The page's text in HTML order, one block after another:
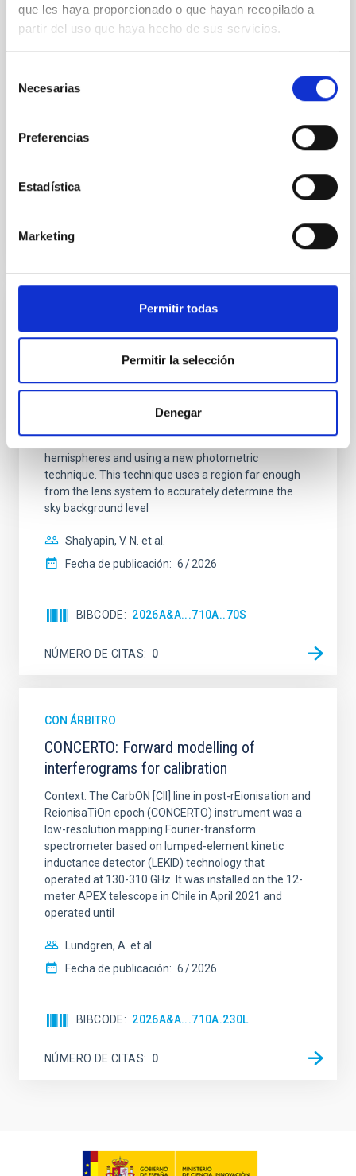
que les haya proporcionado o que hayan recopilado a
partir del uso que haya hecho de sus servicios.
Necesarias
Preferencias
Estadística
Marketing
Permitir todas
Permitir la selección
Denegar
Aims. We aim to investigate the connection between
star formation histories (SFHs) and the inner dark
matter density profiles of simulated galaxies. In
particular, we tested whether the burstiness and
formation of cored versus cuspy dark matter profiles.
Sarrato-Alós, J. et al.
Joining forces: 30 years of optical
monitoring of the Einstein Cross
We present extended optical monitoring of the
quadruply-imaged gravitationally lensed quasar QSO
hemispheres and using a new photometric
technique. This technique uses a region far enough
from the lens system to accurately determine the
sky background level
Shalyapin, V. N. et al.
Fecha de publicación: 6 2026
BIBCODE 2026A&A...710A..70S
NÚMERO DE CITAS 0
CON ÁRBITRO
CONCERTO: Forward modelling of
interferograms for calibration
Context. The CarbON [CII] line in post-rEionisation and
ReionisaTiOn epoch (CONCERTO) instrument was a
low-resolution mapping Fourier-transform
spectrometer based on lumped-element kinetic
inductance detector (LEKID) technology that
operated at 130-310 GHz. It was installed on the 12-
meter APEX telescope in Chile in April 2021 and
operated until
Lundgren, A. et al.
Fecha de publicación: 6 2026
BIBCODE 2026A&A...710A.230L
NÚMERO DE CITAS 0